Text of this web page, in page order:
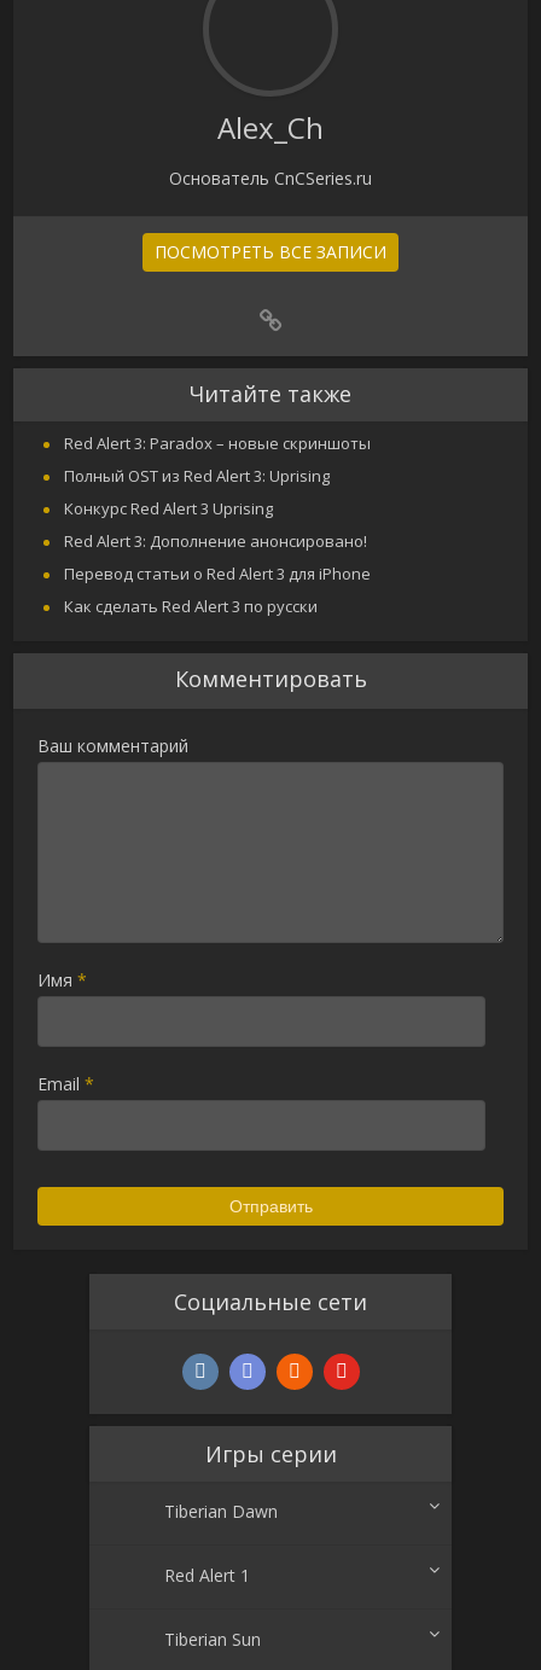
Alex_Ch
Основатель CnCSeries.ru
ПОСМОТРЕТЬ ВСЕ ЗАПИСИ
Читайте также
Red Alert 3: Paradox – новые скриншоты
Полный OST из Red Alert 3: Uprising
Конкурс Red Alert 3 Uprising
Red Alert 3: Дополнение анонсировано!
Перевод статьи о Red Alert 3 для iPhone
Как сделать Red Alert 3 по русски
Комментировать
Ваш комментарий
Имя*
Email*
Социальные сети
Игры серии
Tiberian Dawn
Red Alert 1
Tiberian Sun